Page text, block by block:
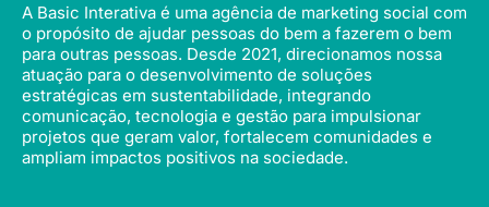
A Basic Interativa é uma agência de marketing social com
o propósito de ajudar pessoas do bem a fazerem o bem
para outras pessoas. Desde 2021, direcionamos nossa
atuação para o desenvolvimento de soluções
estratégicas em sustentabilidade, integrando
comunicação, tecnologia e gestão para impulsionar
projetos que geram valor, fortalecem comunidades e
ampliam impactos positivos na sociedade.